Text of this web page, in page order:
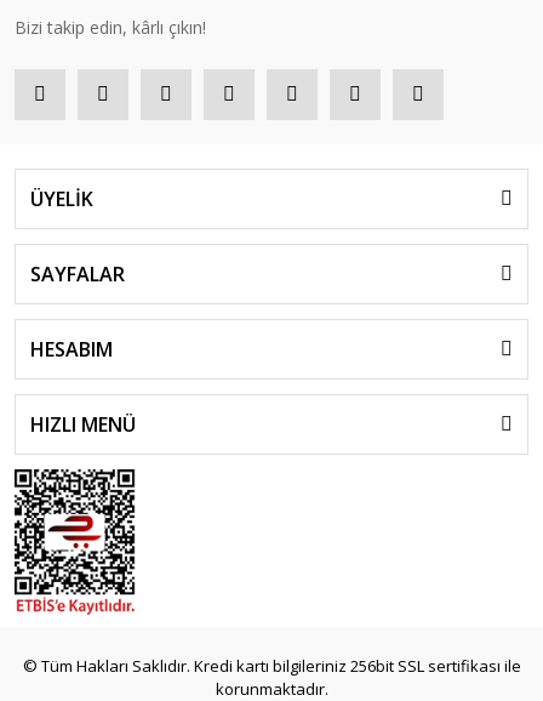
Bizi takip edin, kârlı çıkın!
ÜYELİK
SAYFALAR
HESABIM
HIZLI MENÜ
© Tüm Hakları Saklıdır. Kredi kartı bilgileriniz 256bit SSL sertifikası ile
korunmaktadır.